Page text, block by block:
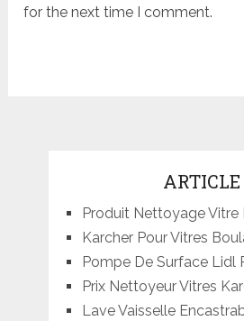
for the next time I comment.
ARTICLE
Produit Nettoyage Vitre
Karcher Pour Vitres
Pompe De Surface Lidl
Prix Nettoyeur Vitres
Lave Vaisselle